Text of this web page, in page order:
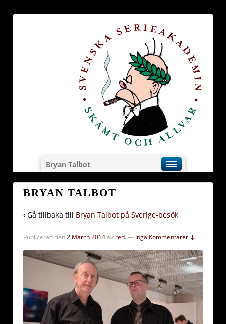
Bryan Talbot
BRYAN TALBOT
‹ Gå tillbaka till Bryan Talbot på Sverige-besök
Publicerad den2 March 2014av red.— Inga Kommentarer ↓